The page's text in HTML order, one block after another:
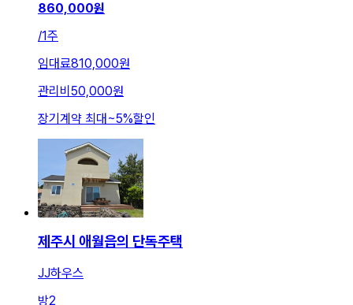
860,000원
/1주
임대료810,000원
관리비 50,000원
장기계약 최대~5%할인
제주시 애월읍의 단독주택
JJ하우스
방2